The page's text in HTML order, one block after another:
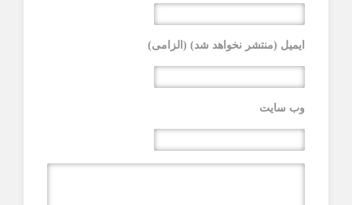
ایمیل (منتشر نخواهد شد) (الزامی)
وب سایت